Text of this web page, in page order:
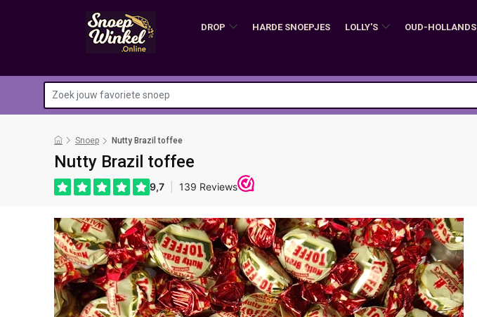
DROP HARDE SNOEPJES LOLLY'S OUD-HOLLANDS
Snoep Nutty Brazil toffee
Nutty Brazil toffee